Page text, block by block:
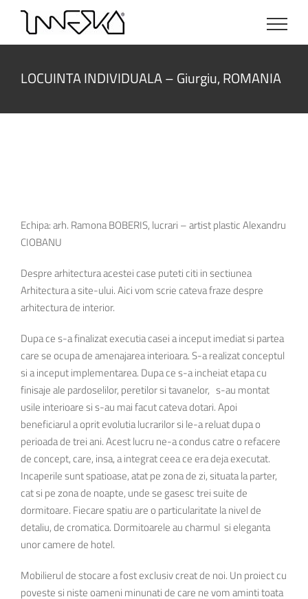
content
LOCUINTA INDIVIDUALA – Giurgiu, ROMANIA
Echipa: arh. Ramona BOBERIS, lucrari – artist plastic Alexandru
CIOBANU
Despre arhitectura acestei case puteti citi in sectiunea
Arhitectura a site-ului. Aici vom scrie cateva fraze despre
arhitectura de interior.
Dupa ce s-a finalizat executia casei a inceput imediat si partea
care se ocupa de amenajarea interioara. S-a realizat conceptul
si a inceput implementarea. Dupa ce s-a incheiat etapa cu
finisaje ale pardoselilor, peretilor si tavanelor, s-au montat
usile interioare si s-au mai facut cateva dotari. Apoi
beneficiarul a oprit evolutia lucrarilor si le-a reluat dupa o
perioada de trei ani. Acest lucru ne-a condus catre o refacere
de concept, care, insa, a integrat ceea ce era deja executat.
Incaperile sunt spatioase, atat pe zona de zi, situata la parter,
cat si pe zona de noapte, unde se gasesc trei suite de
dormitoare. Fiecare spatiu are o particularitate la nivel de
detaliu, de cromatica. Dormitoarele au charmul si eleganta
unor camere de hotel.
Mobilierul de stocare a fost exclusiv creat de noi. Un proiect cu
poveste si niste oameni minunati de care ne vom aminti toata